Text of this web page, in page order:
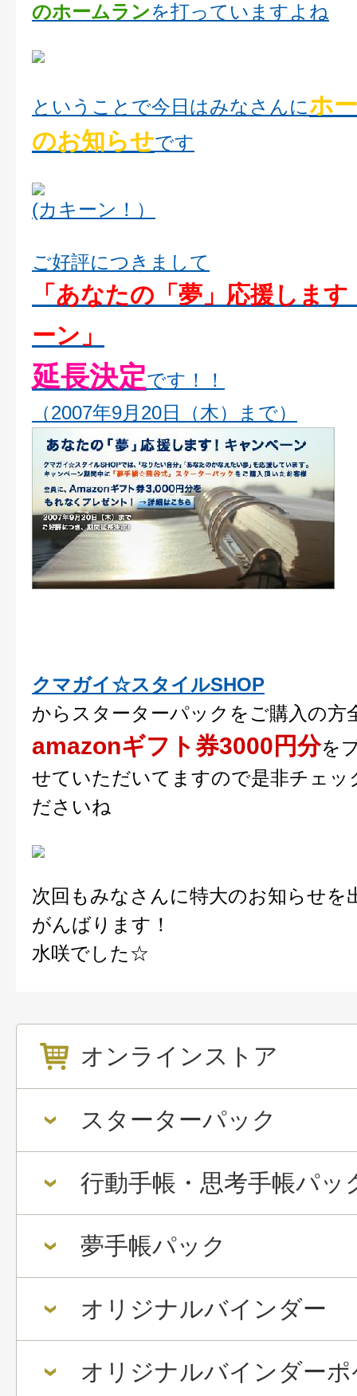
オンラインストア
スターターパック
行動手帳・思考手帳パッ
夢手帳パック
オリジナルバインダー
オリジナルバインダー
のホームランを打っていますよね
ということで今日はみなさんにホ
のお知らせです
(カキーン！）
ご好評につきまして
「あなたの「夢」応援しま
ーン」
延長決定です！！
（2007年9月20日（木）まで）
クマガイ☆スタイルSHOP
からスターターパックをご購入の方
amazonギフト券3000円分を
せていただいてますので是非チェッ
ださいね
次回もみなさんに特大のお知らせを
がんばります！
水咲でした☆